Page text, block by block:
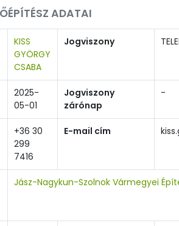
ADATAI
KISS
GYÖRGY
CSABA
Jogviszony
2025-
05-01
Jogviszony
zárónap
-
+36 30
299
7416
E-mail cím
Jász-Nagykun-Szolnok Vármegyei